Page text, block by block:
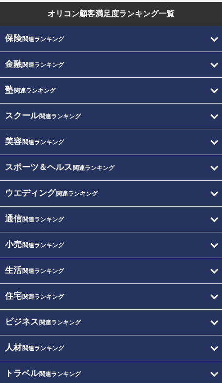
オリコン顧客満足度ランキング一覧
保険関連ランキング
金融関連ランキング
塾関連ランキング
スクール関連ランキング
美容関連ランキング
スポーツ＆ヘルス 関連ランキング
ウエディング関連ランキング
通信関連ランキング
小売関連ランキング
生活関連ランキング
住宅関連ランキング
ビジネス 関連ランキング
人材関連ランキング
トラベル関連ランキング